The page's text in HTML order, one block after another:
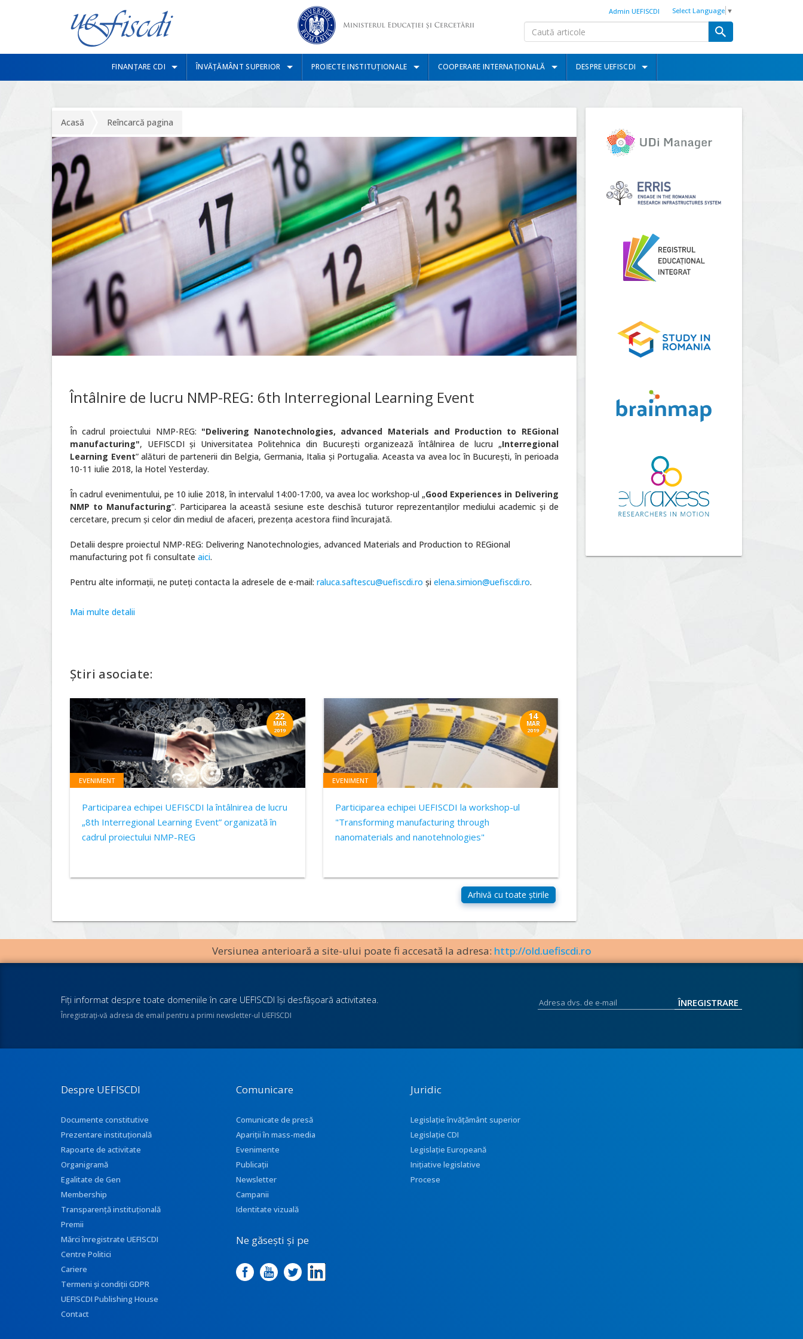
Select Language ▼
Admin UEFISCDI
FINANȚARE CDI ÎNVĂȚĂMÂNT SUPERIOR PROIECTE INSTITUȚIONALE COOPERARE INTERNAȚIONALĂ DESPRE UEFISCDI
Acasă Reîncarcă pagina
Întâlnire de lucru NMP-REG: 6th Interregional Learning Event
În cadrul proiectului NMP-REG: "Delivering Nanotechnologies, advanced Materials and Production to REGional
manufacturing", UEFISCDI și Universitatea Politehnica din Bucureşti organizează întâlnirea de lucru „Interregional
Learning Event” alături de partenerii din Belgia, Germania, Italia și Portugalia. Aceasta va avea loc în Bucureşti, în perioada
10-11 iulie 2018, la Hotel Yesterday.
În cadrul evenimentului, pe 10 iulie 2018, în intervalul 14:00-17:00, va avea loc workshop-ul „Good Experiences in Delivering
NMP to Manufacturing”. Participarea la această sesiune este deschisă tuturor reprezentanților mediului academic și de
cercetare, precum și celor din mediul de afaceri, prezența acestora fiind încurajată.
Detalii despre proiectul NMP-REG: Delivering Nanotechnologies, advanced Materials and Production to REGional
manufacturing pot fi consultate aici.
Pentru alte informații, ne puteți contacta la adresele de e-mail: raluca.saftescu@uefiscdi.ro și elena.simion@uefiscdi.ro.
Mai multe detalii
Știri asociate:
22
MAR
2019
EVENIMENT
Participarea echipei UEFISCDI la întâlnirea de lucru
„8th Interregional Learning Event” organizată în
cadrul proiectului NMP-REG
14
MAR
2019
EVENIMENT
Participarea echipei UEFISCDI la workshop-ul
"Transforming manufacturing through
nanomaterials and nanotehnologies"
Versiunea anterioară a site-ului poate fi accesată la adresa: http://old.uefiscdi.ro
Fiţi informat despre toate domeniile în care UEFISCDI îşi desfăşoară activitatea.
Înregistraţi-vă adresa de email pentru a primi newsletter-ul UEFISCDI
Despre UEFISCDI
Documente constitutive
Prezentare instituţională
Rapoarte de activitate
Organigramă
Egalitate de Gen
Membership
Transparenţă instituţională
Premii
Mărci înregistrate UEFISCDI
Centre Politici
Cariere
Termeni și condiții GDPR
UEFISCDI Publishing House
Contact
Comunicare
Comunicate de presă
Apariţii în mass-media
Evenimente
Publicații
Newsletter
Campanii
Identitate vizuală
Ne găsești și pe
Juridic
Legislație învățământ superior
Legislație CDI
Legislație Europeană
Inițiative legislative
Procese